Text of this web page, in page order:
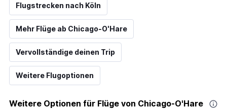
Flugstrecken nach Köln
Mehr Flüge ab Chicago-O'Hare
Vervollständige deinen Trip
Weitere Flugoptionen
Weitere Optionen für Flüge von Chicago-O'Hare